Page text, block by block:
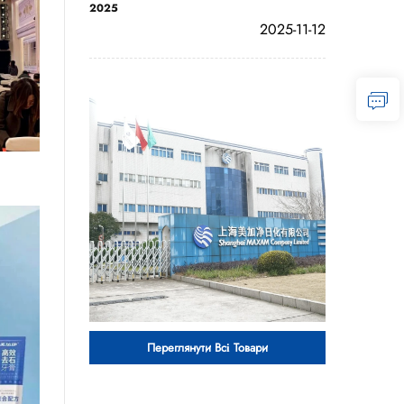
2025
2025-11-12
Переглянути Всі Товари